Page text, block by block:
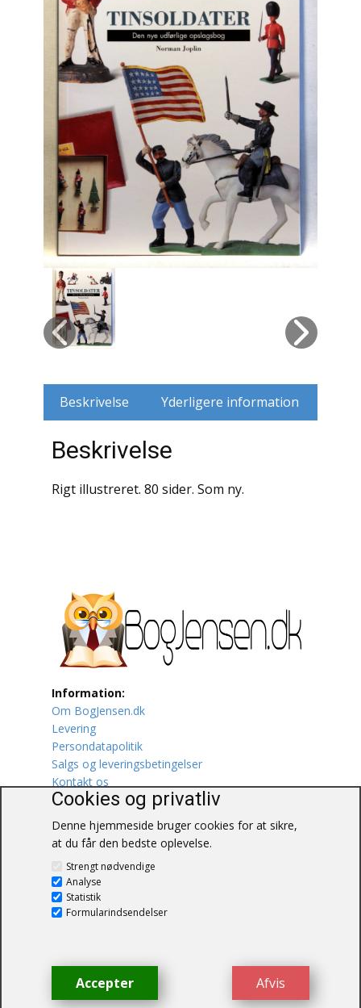
Europa
Fantasy / Sciencefiction
Håndarbejde
Håndværk
Historie
Hus / Have
Husdyr
Krige / Slag
Litteraturhistorie
Lokalhistorie / Topografi
Lystfiskeri
Mad
Musik
Mytologi / Sagn / Sagaer
Naturen
Oldtidskundskab
Beskrivelse Yderligere information
Beskrivelse
Rigt illustreret. 80 sider. Som ny.
Information:
Om BogJensen.dk
Levering
Persondatapolitik
Salgs og leveringsbetingelser
Kontakt os
Blåkærvej 25
6052 Viuf
Tlf.:60703190
© BogJensen.dk – Alle rettigheder
forbeholdes.
Cookies og privatliv
Denne hjemmeside bruger cookies for at sikre,
at du får den bedste oplevelse.
Strengt nødvendige
Analyse
Statistik
Formularindsendelser
Afvis
Accepter